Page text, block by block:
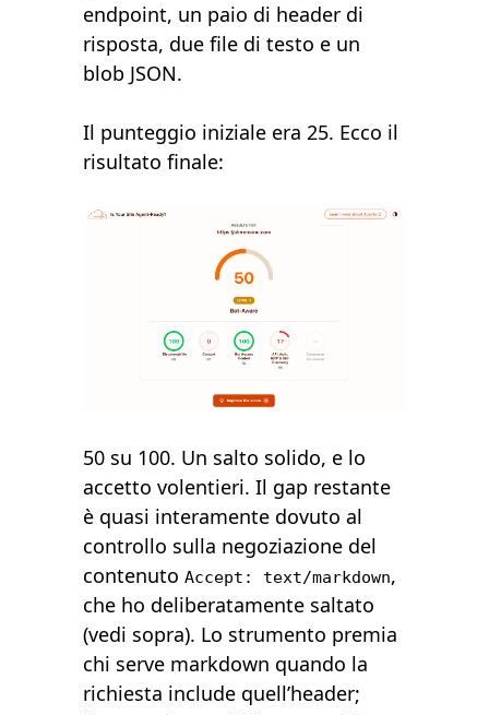
endpoint, un paio di header di
risposta, due file di testo e un
blob JSON.
Il punteggio iniziale era 25. Ecco il
risultato finale:
50 su 100. Un salto solido, e lo
accetto volentieri. Il gap restante
è quasi interamente dovuto al
controllo sulla negoziazione del
contenutoAccept: text/markdown,
che ho deliberatamente saltato
(vedi sopra). Lo strumento premia
chi serve markdown quando la
richiesta include quell’header;